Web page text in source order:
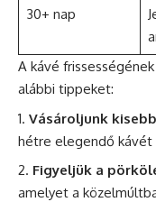
30+ nap
A kávé
alábbi tippeket:
Vásároljunk
hétre elegendő kávét
Figyeljük a
amelyet a